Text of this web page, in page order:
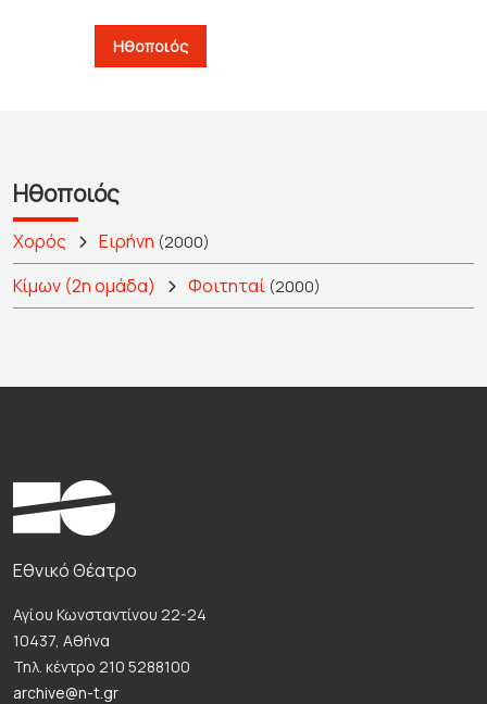
Ηθοποιός
Ηθοποιός
Χορός Ειρήνη (2000)
Κίμων (2η ομάδα) Φοιτηταί (2000)
Εθνικό Θέατρο
Αγίου Κωνσταντίνου 22-24
10437, Αθήνα
Τηλ. κέντρο 210 5288100
archive@n-t.gr